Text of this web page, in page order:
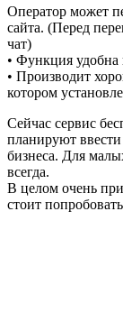
Оператор может
сайта. (Перед
чат)
• Функция удобна
• Производит
котором
Сейчас сервис
планируют
бизнеса. Для
всегда.
В целом очень
стоит